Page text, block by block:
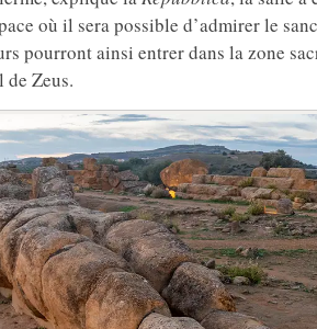
où il sera possible d’admirer le
pourront ainsi entrer dans la zone
de Zeus.